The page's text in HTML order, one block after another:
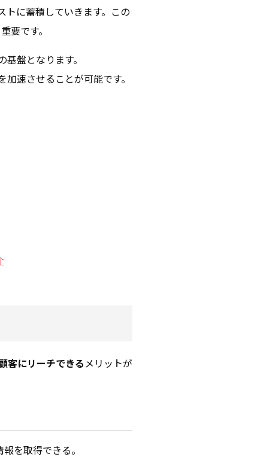
トに蓄積していきます。この
要です。
盤となります。
速させることが可能です。
客にリーチできる メリットが
を取得できる。